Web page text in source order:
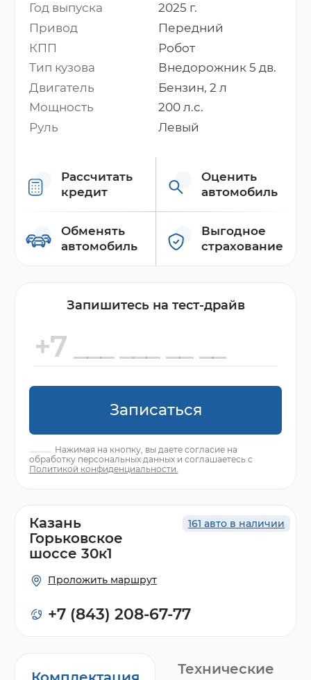
Год выпуска
2025 г.
Привод
Передний
КПП
Робот
Тип кузова
Внедорожник 5 дв.
Двигатель
Бензин, 2 л
Мощность
200 л.с.
Руль
Левый
Рассчитать
кредит
Оценить
автомобиль
Обменять
автомобиль
Выгодное
страхование
Запишитесь на тест-драйв
Записаться
Нажимая на кнопку, вы даете согласие на
обработку персональных данных и соглашаетесь с
Политикой конфиденциальности.
Технические
161 авто в наличии
Казань
Горьковское
шоссе 30к1
Проложить маршрут
+7 (843) 208-67-77